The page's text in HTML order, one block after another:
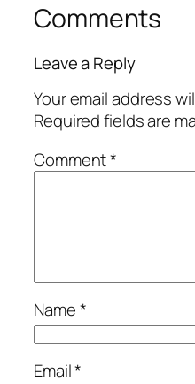
Comments
Leave a Reply
Your email address
Required fields are
Comment*
Name*
Email*